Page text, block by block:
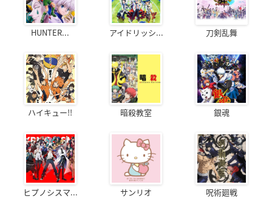
HUNTER... アイドリッシ... 刀剣乱舞
ハイキュー!! 暗殺教室 銀魂
ヒプノシスマ... サンリオ 呪術廻戦